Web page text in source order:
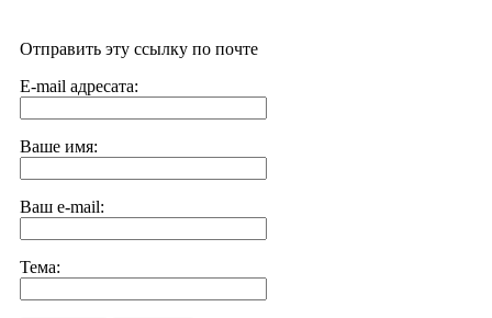
Отправить эту ссылку по почте
E-mail адресата:
Ваше имя:
Ваш e-mail:
Тема: